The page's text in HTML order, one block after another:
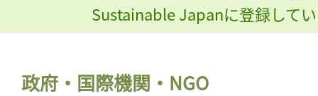
Sustainable Japanに登録して
政府・国際機関・NGO